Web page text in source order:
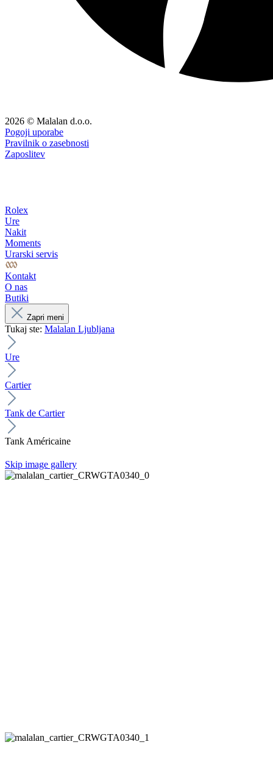
2026 © Malalan d.o.o.
Pogoji uporabe
Pravilnik o zasebnosti
Zaposlitev
Rolex
Ure
Nakit
Moments
Urarski servis
Kontakt
O nas
Butiki
Zapri meni
Tukaj ste: Malalan Ljubljana
Ure
Cartier
Tank de Cartier
Tank Américaine
Skip image gallery